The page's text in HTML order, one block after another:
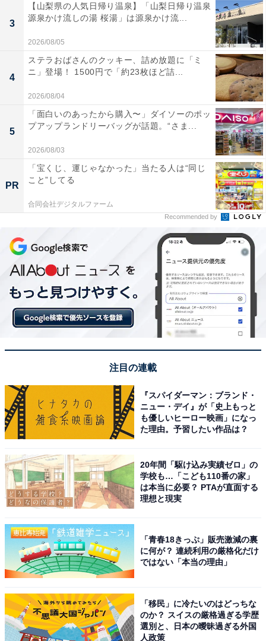
3
【山梨県の人気日帰り温泉】「山梨日帰り温泉
源泉かけ流しの湯 桜湯」は源泉かけ流...
2026/08/05
4
ステラおばさんのクッキー、詰め放題に「ミ
ニ」登場！ 1500円で「約23枚ほど詰...
2026/08/04
5
「面白いのあったから購入〜」ダイソーのポッ
プアップランドリーバッグが話題。“さま...
2026/08/03
PR
「宝くじ、運じゃなかった」当たる人は“同じ
こと”してる
合同会社デジタルファーム
Recommended by
注目の連載
『スパイダーマン：ブランド・
ニュー・デイ』が「史上もっと
も優しいヒーロー映画」になっ
た理由。予習したい作品は？
20年間「駆け込み実績ゼロ」の
学校も…「こども110番の家」
は本当に必要？ PTAが直面する
理想と現実
「青春18きっぷ」販売激減の裏
に何が？ 連続利用の厳格化だけ
ではない「本当の理由」
「移民」に冷たいのはどっちな
のか？ スイスの厳格過ぎる学歴
選別と、日本の曖昧過ぎる外国
人政策